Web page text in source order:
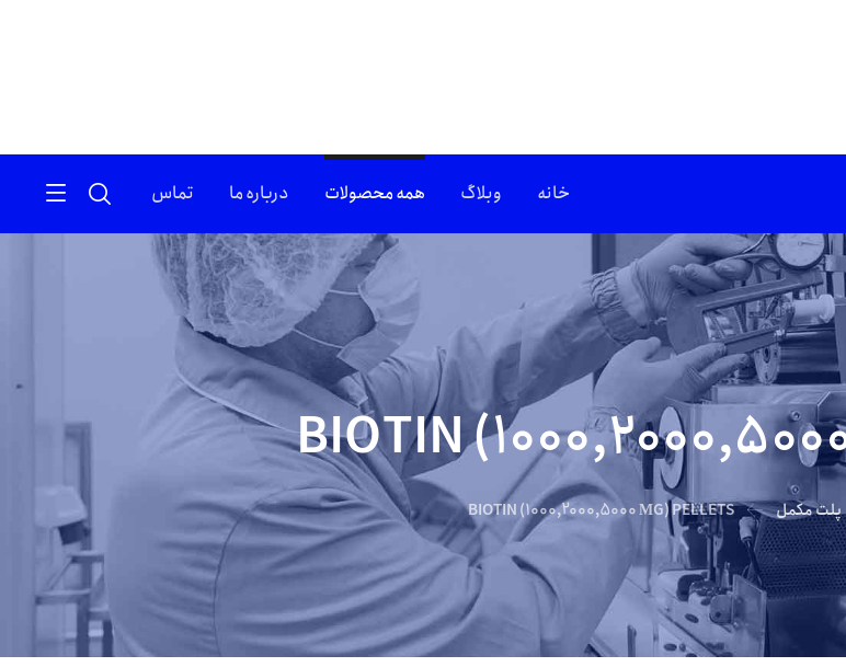
خانه وبلاگ همه محصولات درباره ما تماس
BIOTIN
پلت مکمل BIOTIN (1000,2000,5000 ΜG) PELLETS